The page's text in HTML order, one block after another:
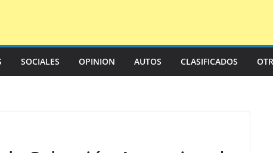
SOCIALES OPINION AUTOS CLASIFICADOS